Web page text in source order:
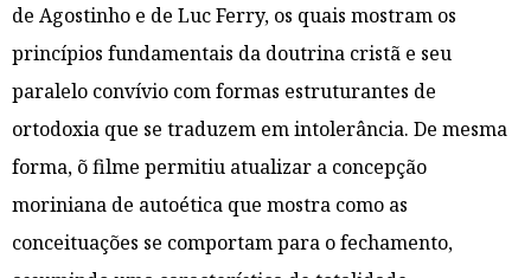
de Agostinho e de Luc Ferry, os quais mostram os
princípios fundamentais da doutrina cristã e seu
paralelo convívio com formas estruturantes de
ortodoxia que se traduzem em intolerância. De mesma
forma, õ filme permitiu atualizar a concepção
moriniana de autoética que mostra como as
conceituações se comportam para o fechamento,